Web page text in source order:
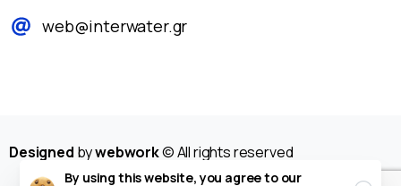
web@interwater.gr
Designed bywebwork© All rights reserved
By using this website, you agree to our